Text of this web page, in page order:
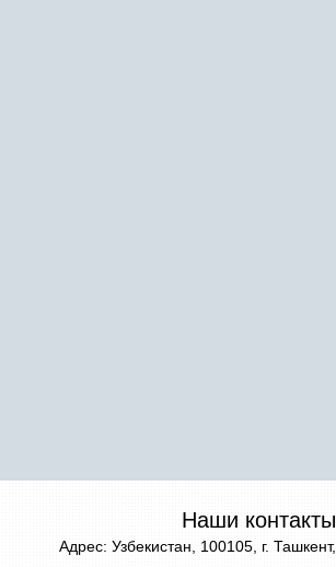
Наши контакты
Адрес: Узбекистан, 100105, г. Ташкент,